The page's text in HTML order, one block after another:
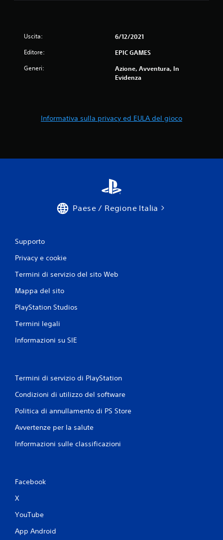
Uscita: 6/12/2021
Editore: EPIC GAMES
Generi:
Azione, Avventura, In
Evidenza
Informativa sulla privacy ed EULA del gioco
Paese / Regione Italia
Supporto
Privacy e cookie
Termini di servizio del sito Web
Mappa del sito
PlayStation Studios
Termini legali
Informazioni su SIE
Termini di servizio di PlayStation
Condizioni di utilizzo del software
Politica di annullamento di PS Store
Avvertenze per la salute
Informazioni sulle classificazioni
Facebook
X
YouTube
App Android